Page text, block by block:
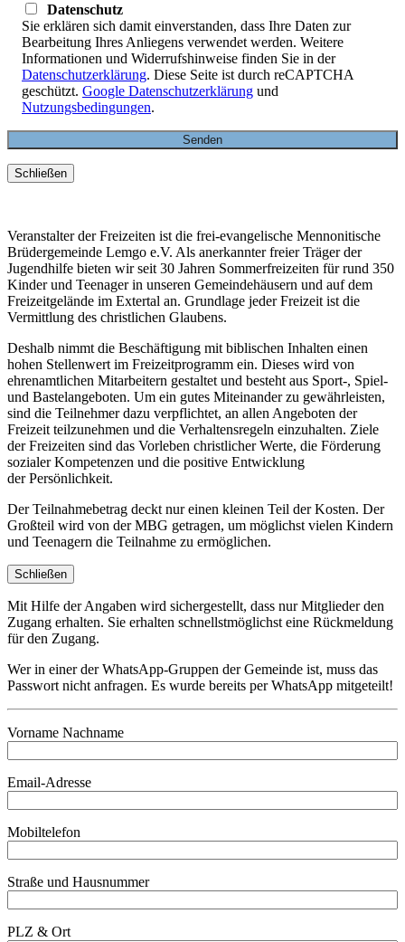
Datenschutz
Sie erklären sich damit einverstanden, dass Ihre Daten zur
Bearbeitung Ihres Anliegens verwendet werden. Weitere
Informationen und Widerrufshinweise finden Sie in der
Datenschutzerklärung. Diese Seite ist durch reCAPTCHA
geschützt. Google Datenschutzerklärung und
Nutzungsbedingungen.
Schließen
Veranstalter der Freizeiten ist die frei-evangelische Mennonitische
Brüdergemeinde Lemgo e.V. Als anerkannter freier Träger der
Jugendhilfe bieten wir seit 30 Jahren Sommerfreizeiten für rund 350
Kinder und Teenager in unseren Gemeindehäusern und auf dem
Freizeitgelände im Extertal an. Grundlage jeder Freizeit ist die
Vermittlung des christlichen Glaubens.
Deshalb nimmt die Beschäftigung mit biblischen Inhalten einen
hohen Stellenwert im Freizeitprogramm ein. Dieses wird von
ehrenamtlichen Mitarbeitern gestaltet und besteht aus Sport-, Spiel-
und Bastelangeboten. Um ein gutes Miteinander zu gewährleisten,
sind die Teilnehmer dazu verpflichtet, an allen Angeboten der
Freizeit teilzunehmen und die Verhaltensregeln einzuhalten. Ziele
der Freizeiten sind das Vorleben christlicher Werte, die Förderung
sozialer Kompetenzen und die positive Entwicklung
der Persönlichkeit.
Der Teilnahmebetrag deckt nur einen kleinen Teil der Kosten. Der
Großteil wird von der MBG getragen, um möglichst vielen Kindern
und Teenagern die Teilnahme zu ermöglichen.
Schließen
Mit Hilfe der Angaben wird sichergestellt, dass nur Mitglieder den
Zugang erhalten. Sie erhalten schnellstmöglichst eine Rückmeldung
für den Zugang.
Wer in einer der WhatsApp-Gruppen der Gemeinde ist, muss das
Passwort nicht anfragen. Es wurde bereits per WhatsApp mitgeteilt!
Vorname Nachname
Email-Adresse
Mobiltelefon
Straße und Hausnummer
PLZ & Ort